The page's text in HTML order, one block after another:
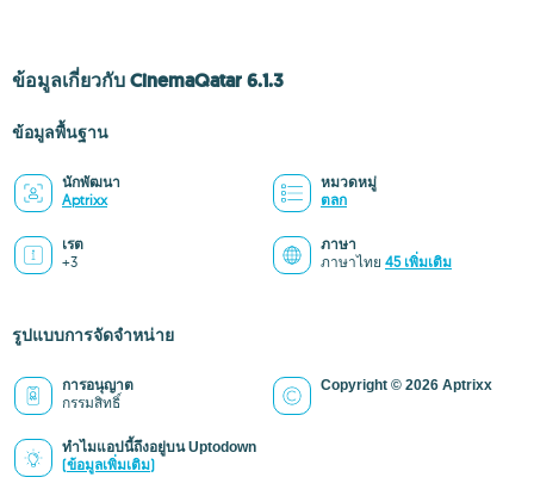
ข้อมูลเกี่ยวกับ CinemaQatar 6.1.3
ข้อมูลพื้นฐาน
นักพัฒนา
Aptrixx
หมวดหมู่
ตลก
เรต
+3
ภาษา
ภาษาไทย 45 เพิ่มเติม
รูปแบบการจัดจำหน่าย
การอนุญาต
กรรมสิทธิ์
Copyright © 2026 Aptrixx
ทำไมแอปนี้ถึงอยู่บน Uptodown
(ข้อมูลเพิ่มเติม)